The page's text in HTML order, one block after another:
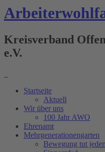
Kreisverband
e.V.
Startseite
Aktuell
Wir über uns
100 Jahr AWO
Ehrenamt
Mehrgenerationengarten
Bewegung tut